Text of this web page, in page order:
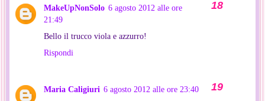
MakeUpNonSolo 6 agosto 2012 alle ore
21:49
Bello il trucco viola e azzurro!
Rispondi
Maria Caligiuri 6 agosto 2012 alle ore 23:40